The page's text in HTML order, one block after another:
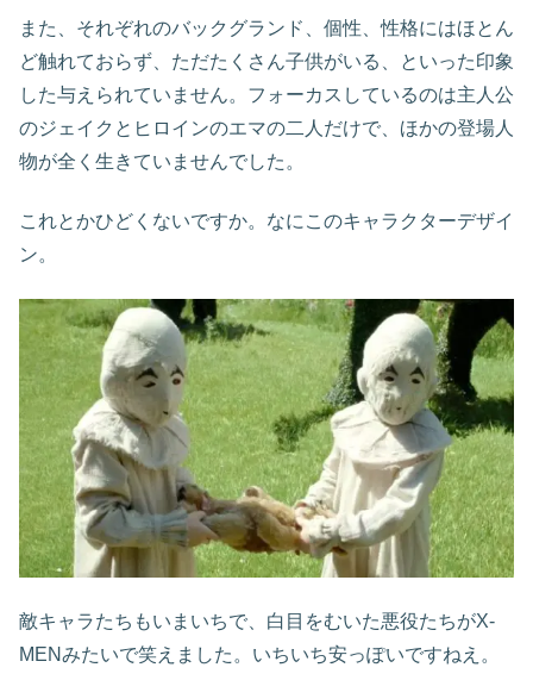
また、それぞれのバックグランド、個性、性格にはほとん
ど触れておらず、ただたくさん子供がいる、といった印象
した与えられていません。フォーカスしているのは主人公
のジェイクとヒロインのエマの二人だけで、ほかの登場人
物が全く生きていませんでした。
これとかひどくないですか。なにこのキャラクターデザイ
ン。
敵キャラたちもいまいちで、白目をむいた悪役たちがX-
MENみたいで笑えました。いちいち安っぽいですねえ。